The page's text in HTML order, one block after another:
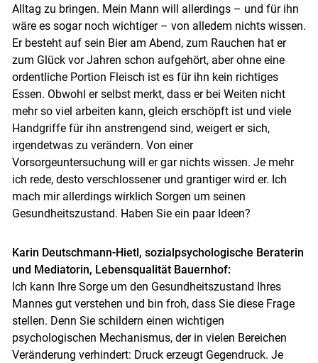
Skip to main content
Alltag zu bringen. Mein Mann will allerdings – und für ihn
wäre es sogar noch wichtiger – von alledem nichts wissen.
Er besteht auf sein Bier am Abend, zum Rauchen hat er
zum Glück vor Jahren schon aufgehört, aber ohne eine
ordentliche Portion Fleisch ist es für ihn kein richtiges
Essen. Obwohl er selbst merkt, dass er bei Weiten nicht
mehr so viel arbeiten kann, gleich erschöpft ist und viele
Handgriffe für ihn anstrengend sind, weigert er sich,
irgendetwas zu verändern. Von einer
Vorsorgeuntersuchung will er gar nichts wissen. Je mehr
ich rede, desto verschlossener und grantiger wird er. Ich
mach mir allerdings wirklich Sorgen um seinen
Gesundheitszustand. Haben Sie ein paar Ideen?
Karin Deutschmann-Hietl, sozialpsychologische Beraterin
und Mediatorin, Lebensqualität Bauernhof:
Ich kann Ihre Sorge um den Gesundheitszustand Ihres
Mannes gut verstehen und bin froh, dass Sie diese Frage
stellen. Denn Sie schildern einen wichtigen
psychologischen Mechanismus, der in vielen Bereichen
Veränderung verhindert: Druck erzeugt Gegendruck. Je